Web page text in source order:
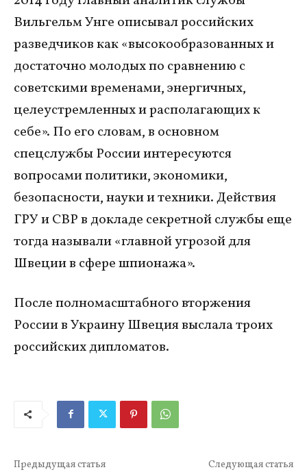
Вильгельм Унге описывал российских
разведчиков как «высокообразованных и
достаточно молодых по сравнению с
советскими временами, энергичных,
целеустремленных и располагающих к
себе». По его словам, в основном
спецслужбы России интересуются
вопросами политики, экономики,
безопасности, науки и техники. Действия
ГРУ и СВР в докладе секретной службы еще
тогда называли «главной угрозой для
Швеции в сфере шпионажа».
После полномасштабного вторжения
России в Украину Швеция выслала троих
российских дипломатов.
Предыдущая статья Следующая статья